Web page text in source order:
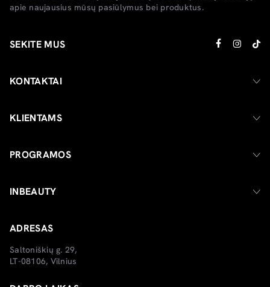
apie naujausius mūsų pasiūlymus bei produktus.
SEKITE MUS
KONTAKTAI
KLIENTAMS
PROGRAMOS
INBEAUTY
ADRESAS
Saltoniškių g. 29,
LT-08106, Vilnius